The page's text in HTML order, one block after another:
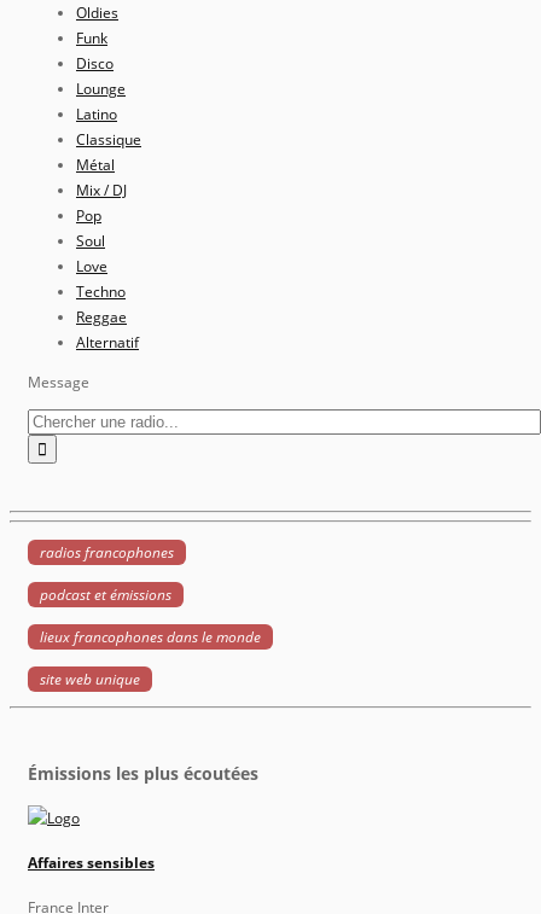
Oldies
Funk
Disco
Lounge
Latino
Classique
Métal
Mix / DJ
Pop
Soul
Love
Techno
Reggae
Alternatif
Message
radios francophones
podcast et émissions
lieux francophones dans le monde
site web unique
Émissions les plus écoutées
Affaires sensibles
France Inter